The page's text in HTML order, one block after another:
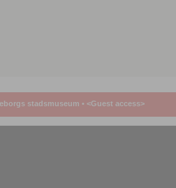
stadsmuseum • <Guest access>